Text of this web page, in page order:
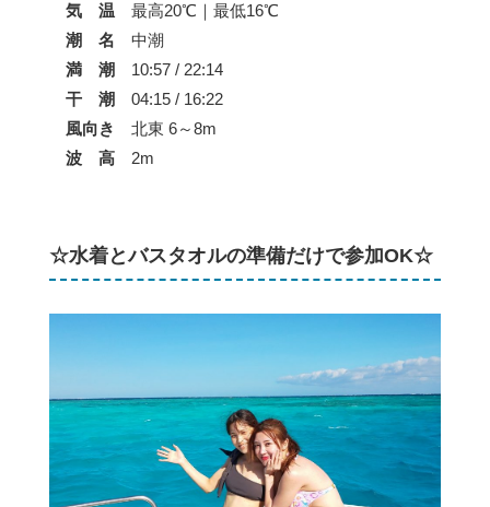
気 温
最高20℃｜最低16℃
潮 名
中潮
満 潮
10:57 / 22:14
干 潮
04:15 / 16:22
風向き
北東 6～8m
波 高
2m
☆水着とバスタオルの準備だけで参加OK☆